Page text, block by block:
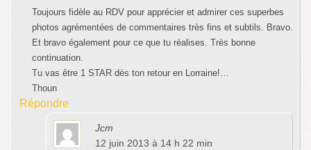
Toujours fidèle au RDV pour apprécier et admirer ces superbes
photos agrémentées de commentaires très fins et subtils. Bravo.
Et bravo également pour ce que tu réalises. Très bonne
continuation.
Tu vas être 1 STAR dès ton retour en Lorraine!…
Thoun
Répondre
Jcm
12 juin 2013 à 14 h 22 min